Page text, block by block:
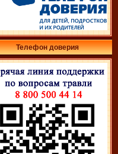
Телефон доверия